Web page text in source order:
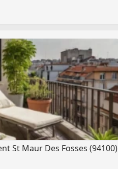
St Maur Des Fosses (94100)